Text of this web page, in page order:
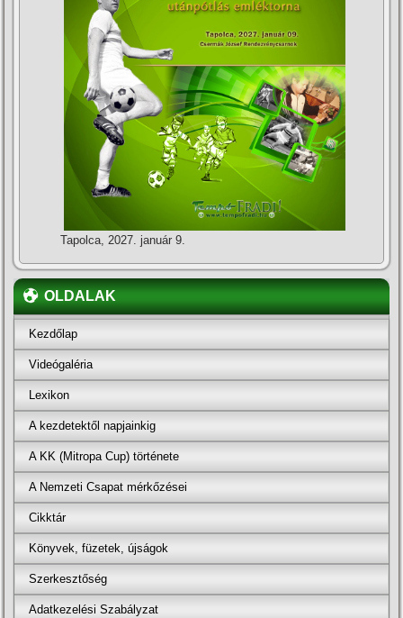
Tapolca, 2027. január 9.
OLDALAK
Kezdőlap
Videógaléria
Lexikon
A kezdetektől napjainkig
A KK (Mitropa Cup) története
A Nemzeti Csapat mérkőzései
Cikktár
Könyvek, füzetek, újságok
Szerkesztőség
Adatkezelési Szabályzat